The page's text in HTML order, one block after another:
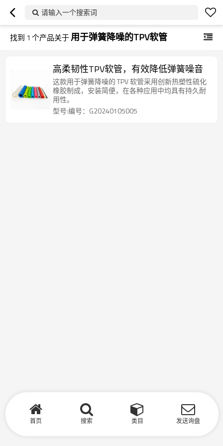
请输入一个搜索词
找到 1 个产品关于用于弹簧降噪的TPV软管
高柔韧性TPV软管，有效降低弹簧噪音
这款用于弹簧降噪的 TPV 软管采用创新热塑性硫化
橡胶制成，安装简便，在各种应用中均具有持久耐
用性。
型号:编号：G20240105005
首页 搜索 类目 发送询盘